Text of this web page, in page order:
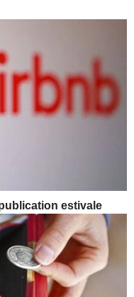
estivale